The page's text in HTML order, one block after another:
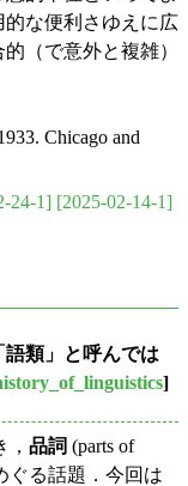
的な便利さゆえに広
（で意外と複雑）
Chicago and
24-1] [2025-02-14-1]
語類」と呼んでは
]
品詞 (parts of
ぐる話題．今回は